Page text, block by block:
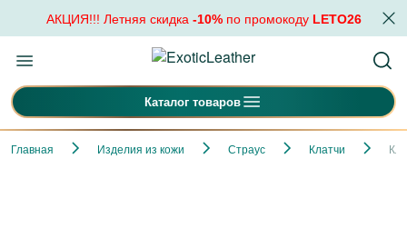
АКЦИЯ!!! Летняя скидка -10%по промокоду LETO26
Каталог товаров
Главная Изделия из кожи Страус Клатчи